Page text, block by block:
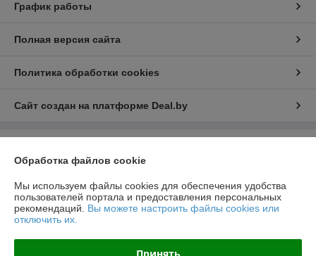
График работы
Полная версия сайта
Политика обработки cookies
Сайт создан на платформе Deal.by
222519, Беларусь, Минская обл., г.Борисов, ул.Днепровская д.58 к.7-34
Регистрационный номер ЕГР: 691923499
Регистрационный орган: Борисовский РИК
Обработка файлов cookie
Мы используем файлы cookies для обеспечения удобства
пользователей портала и предоставления персональных
рекомендаций. Вы можете настроить файлы cookies или
отключить их.
Принять